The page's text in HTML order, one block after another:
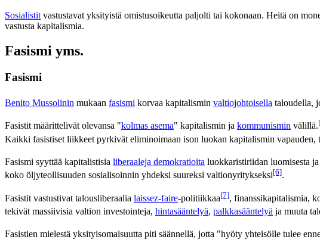
Sosialistit vastustavat yksityistä omistusoikeutta paljolti tai kokonaan. Heitä on
vastusta kapitalismia.
Fasismi yms.
Fasismi
Benito Mussolinin mukaan fasismi korvaa kapitalismin valtiojohtoisella taloudella,
Fasistit määrittelivät olevansa "kolmas asema" kapitalismin ja kommunismin välillä.
Kaikki fasistiset liikkeet pyrkivät eliminoimaan ison luokan kapitalismin vapauden,
Fasismi syyttää kapitalistisia liberaaleja demokratioita luokkaristiriidan luomisesta
koko öljyteollisuuden sosialisoinnin yhdeksi suureksi valtionyritykseksi[6].
Fasistit vastustivat talousliberaalia laissez-faire-politiikkaa[7], finanssikapitalismia,
tekivät massiivisia valtion investointeja, hintasääntelyä, palkkasääntelyä ja muuta
Fasistien mielestä yksityisomaisuutta piti säännellä, jotta "hyöty yhteisölle tulee